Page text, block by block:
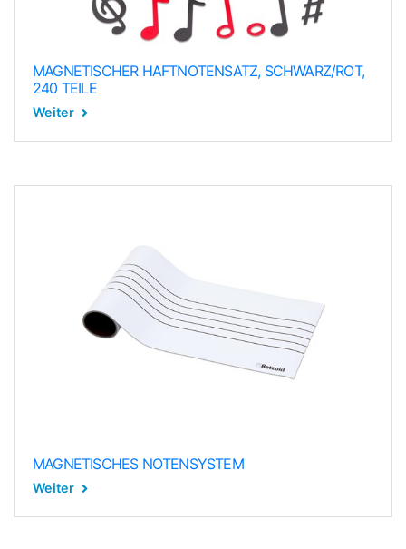
MAGNETISCHER HAFTNOTENSATZ, SCHWARZ/ROT,
240 TEILE
Weiter
MAGNETISCHES NOTENSYSTEM
Weiter